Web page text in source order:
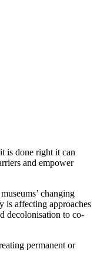
is done right it can
and empower
changing
is affecting approaches
decolonisation to co-
permanent or